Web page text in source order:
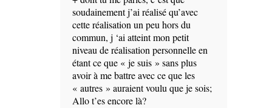
soudainement j’ai réalisé qu’avec
cette réalisation un peu hors du
commun, j ‘ai atteint mon petit
niveau de réalisation personnelle en
étant ce que « je suis » sans plus
avoir à me battre avec ce que les
« autres » auraient voulu que je sois;
Allo t’es encore là?